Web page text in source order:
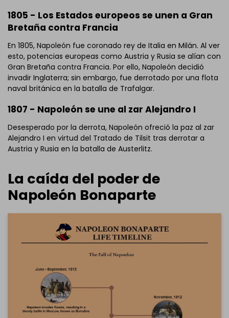
También puedes probar EdrawMax Onlinegratis desde
abajo.
1805 - Los Estados europeos se unen a Gran
Bretaña contra Francia
En 1805, Napoleón fue coronado rey de Italia en Milán. Al ver
esto, potencias europeas como Austria y Rusia se alían con
Gran Bretaña contra Francia. Por ello, Napoleón decidió
invadir Inglaterra; sin embargo, fue derrotado por una flota
naval británica en la batalla de Trafalgar.
1807 - Napoleón se une al zar Alejandro I
Desesperado por la derrota, Napoleón ofreció la paz al zar
Alejandro I en virtud del Tratado de Tilsit tras derrotar a
Austria y Rusia en la batalla de Austerlitz.
La caída del poder de
Napoleón Bonaparte